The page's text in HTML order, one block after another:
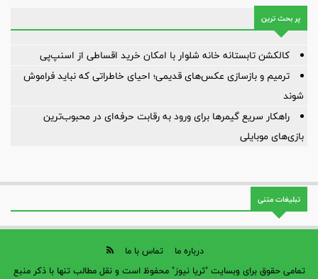
پر بحث ترین
کالکشن تابستانه خانه شلوار با امکان خرید اقساطی از اسنپ‌پی
ترمیم و بازسازی عکس‌های قدیمی؛ احیای خاطراتی که نباید فراموش
شوند
راهکار سریع گیمرها برای ورود به رقابت حرفه‌ای در محبوب‌ترین
بازی‌های موبایلی
تبلیغات متنی
درباره ما
تماس با ما
تمامی حقوق برای وبسایت "ثریا نیوز" محفوظ است و نقل مطالب تنها با ذکر منبع